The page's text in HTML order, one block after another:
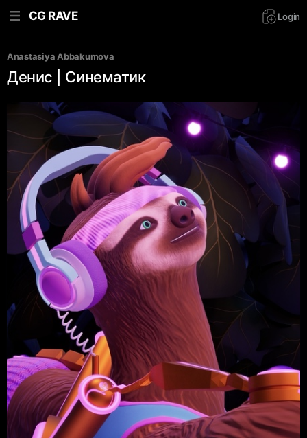
CG RAVE Login
Anastasiya Abbakumova
Денис | Синематик